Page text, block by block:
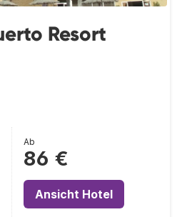
Resort
Ab
86 €
Ansicht Hotel